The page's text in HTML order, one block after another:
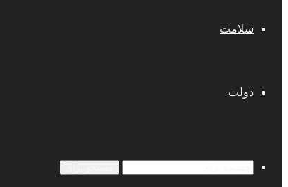
سلامت
دولت